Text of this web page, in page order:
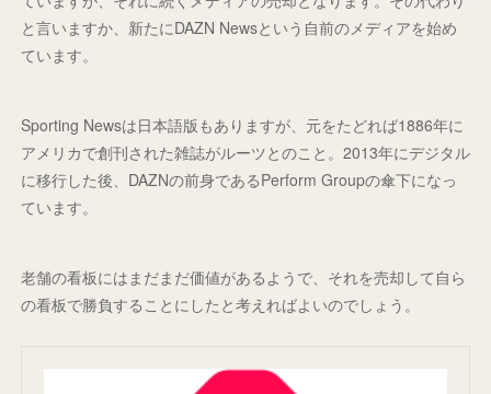
と言いますか、新たにDAZN Newsという自前のメディアを始め
ています。
Sporting Newsは日本語版もありますが、元をたどれば1886年に
アメリカで創刊された雑誌がルーツとのこと。2013年にデジタル
に移行した後、DAZNの前身であるPerform Groupの傘下になっ
ています。
老舗の看板にはまだまだ価値があるようで、それを売却して自ら
の看板で勝負することにしたと考えればよいのでしょう。